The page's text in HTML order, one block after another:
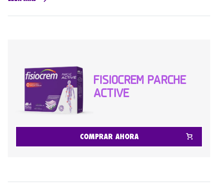
FISIOCREM PARCHE
ACTIVE
COMPRAR AHORA